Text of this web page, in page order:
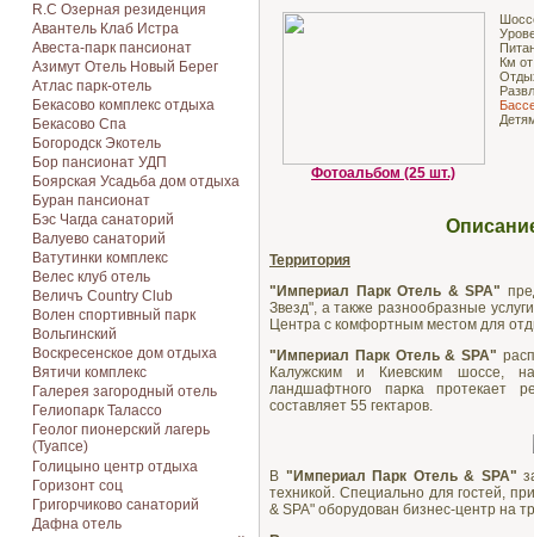
R.C Озерная резиденция
Авантель Клаб Истра
Авеста-парк пансионат
Азимут Отель Новый Берег
Атлас парк-отель
Бекасово комплекс отдыха
Бекасово Спа
Богородск Экотель
Бор пансионат УДП
Боярская Усадьба дом отдыха
Буран пансионат
Бэс Чагда санаторий
Валуево санаторий
Ватутинки комплекс
Велес клуб отель
Величъ Country Club
Волен спортивный парк
Вольгинский
Воскресенское дом отдыха
Вятичи комплекс
Галерея загородный отель
Гелиопарк Талассо
Геолог пионерский лагерь
(Туапсе)
Голицыно центр отдыха
Горизонт соц
Григорчиково санаторий
Дафна отель
Фотоальбом (25 шт.)
Км
Территория
"Империал Парк Отель & SPA"
Звезд", а также разнообразные
Центра с комфортным местом для
"Империал Парк Отель & SPA"
Калужским и Киевским шоссе,
ландшафтного парка протекает
составляет 55 гектаров.
В "Империал Парк Отель & SPA"
техникой. Специально для гостей,
& SPA" оборудован бизнес-центр на